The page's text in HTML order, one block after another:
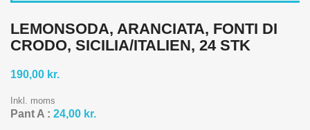
LEMONSODA, ARANCIATA, FONTI DI
CRODO, SICILIA/ITALIEN, 24 STK
190,00 kr.
Inkl. moms
Pant A : 24,00 kr.